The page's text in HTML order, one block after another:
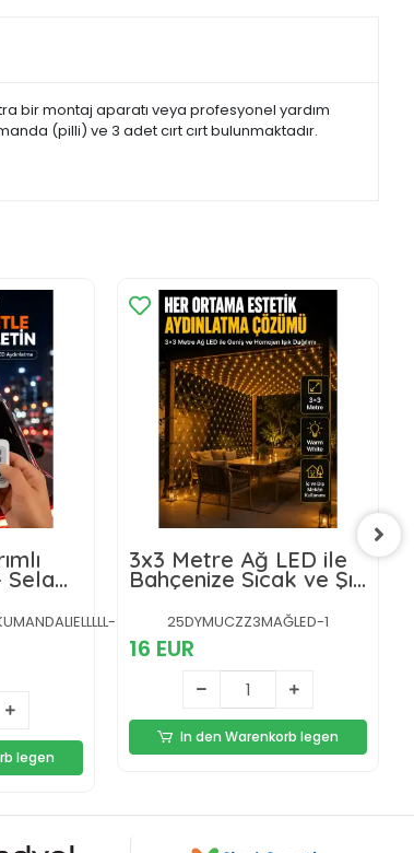
bir montaj aparatı veya profesyonel yardım
(pilli) ve 3 adet cırt cırt bulunmaktadır.
Selam
legen
3x3 Metre Ağ LED ile
Bahçenize Sıcak ve Şık
Aydınlatma
25DYMUCZZ3MAĞLED-1
16 EUR
In den Warenkorb legen